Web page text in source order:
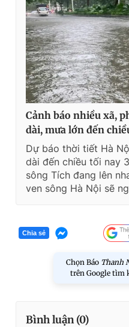
Cảnh báo nhiều xã,
dài, mưa lớn đến
Dự báo thời tiết Hà
dài đến chiều tối nay
sông Tích đang lên
ven sông Hà Nội sẽ
Chia sẻ
Chọn Báo Thanh
trên Google tìm
Bình luận (0)